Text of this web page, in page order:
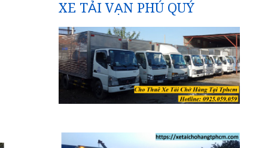
XE TẢI VẠN PHÚ QUÝ